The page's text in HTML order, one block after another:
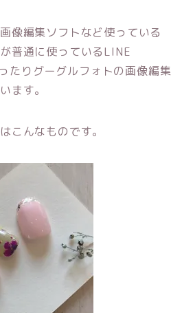
像編集ソフトなど使っている
普通に使っているLINE
たりグーグルフォトの画像編集
ます。
こんなものです。